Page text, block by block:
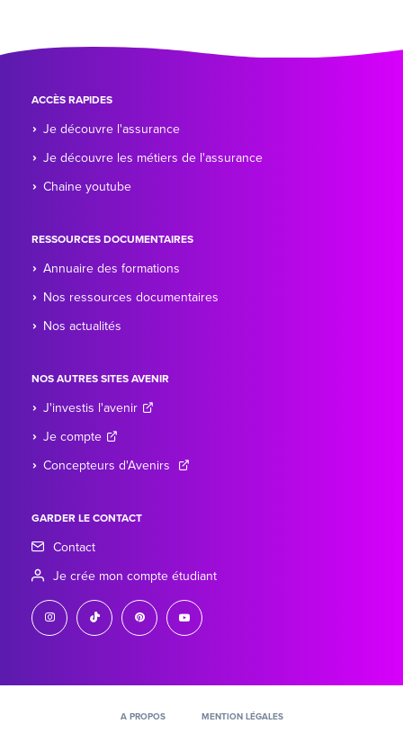
ACCÈS RAPIDES
Je découvre l'assurance
Je découvre les métiers de l'assurance
Chaine youtube
RESSOURCES DOCUMENTAIRES
Annuaire des formations
Nos ressources documentaires
Nos actualités
NOS AUTRES SITES AVENIR
J'investis l'avenir
Je compte
Concepteurs d'Avenirs
GARDER LE CONTACT
Contact
Je crée mon compte étudiant
instagram tiktok pinterest youtube
A PROPOS MENTION LÉGALES